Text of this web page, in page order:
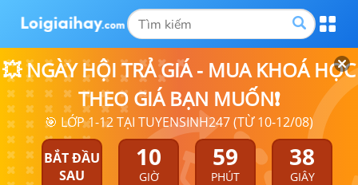
💥 NGÀY HỘI TRẢ GIÁ - MUA KHOÁ HỌC
THEO GIÁ BẠN MUỐN❗
🎯 LỚP 1-12 TẠI TUYENSINH247 (TỪ 10-12/08)
BẮT ĐẦU
SAU
10
GIỜ
59
PHÚT
38
GIÂY